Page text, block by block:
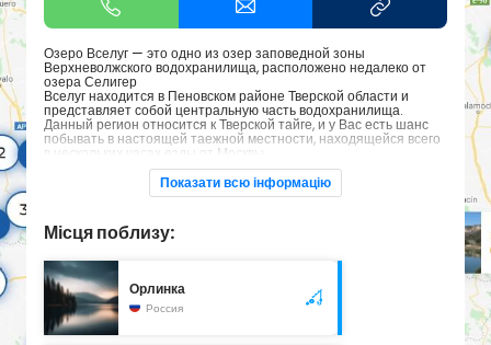
Озеро Вселуг — это одно из озер заповедной зоны
Верхневолжского водохранилища, расположено недалеко от
озера Селигер
Вселуг находится в Пеновском районе Тверской области и
представляет собой центральную часть водохранилища.
Данный регион относится к Тверской тайге, и у Вас есть шанс
побывать в настоящей таежной местности, находящейся всего
в нескольких часах езды от Москвы.
Вселуг – чистейшее озеро и славится большим разнообразием
рыбы. А в прилегающих лесах растет даже таежная морошка.
На озере есть остров Зосима и Савватия Соловецких, на нем в
разрушенного в советские времена монастыря.
Показати всю інформацію
Місця поблизу:
Орлинка
Россия